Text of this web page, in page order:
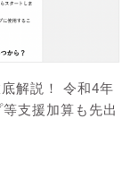
解説！ 令和4年
支援加算も先出